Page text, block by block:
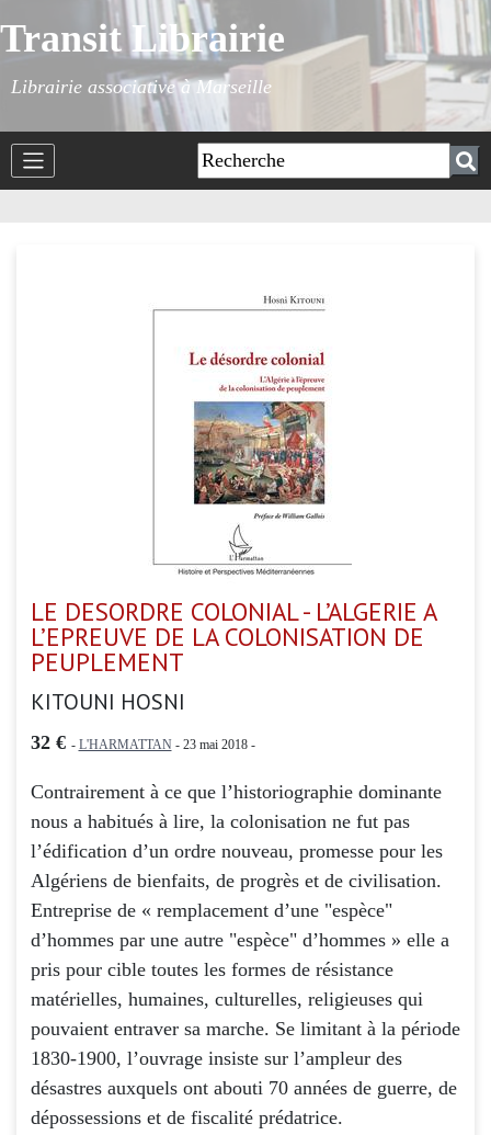
Transit Librairie
Librairie associative à Marseille
LE DESORDRE COLONIAL - L’ALGERIE A
L’EPREUVE DE LA COLONISATION DE
PEUPLEMENT
KITOUNI HOSNI
32 € - L'HARMATTAN- 23 mai 2018 -
Contrairement à ce que l’historiographie dominante
nous a habitués à lire, la colonisation ne fut pas
l’édification d’un ordre nouveau, promesse pour les
Algériens de bienfaits, de progrès et de civilisation.
Entreprise de « remplacement d’une "espèce"
d’hommes par une autre "espèce" d’hommes » elle a
pris pour cible toutes les formes de résistance
matérielles, humaines, culturelles, religieuses qui
pouvaient entraver sa marche. Se limitant à la période
1830-1900, l’ouvrage insiste sur l’ampleur des
désastres auxquels ont abouti 70 années de guerre, de
dépossessions et de fiscalité prédatrice.